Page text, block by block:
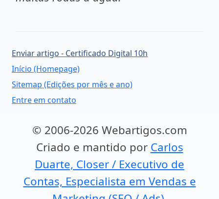
Enviar artigo - Certificado Digital 10h
Início (Homepage)
Sitemap (Edições por mês e ano)
Entre em contato
© 2006-2026 Webartigos.com
Criado e mantido por Carlos
Duarte, Closer / Executivo de
Contas, Especialista em Vendas e